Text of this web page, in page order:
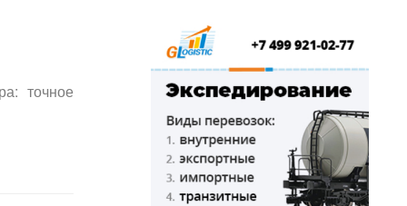
точное